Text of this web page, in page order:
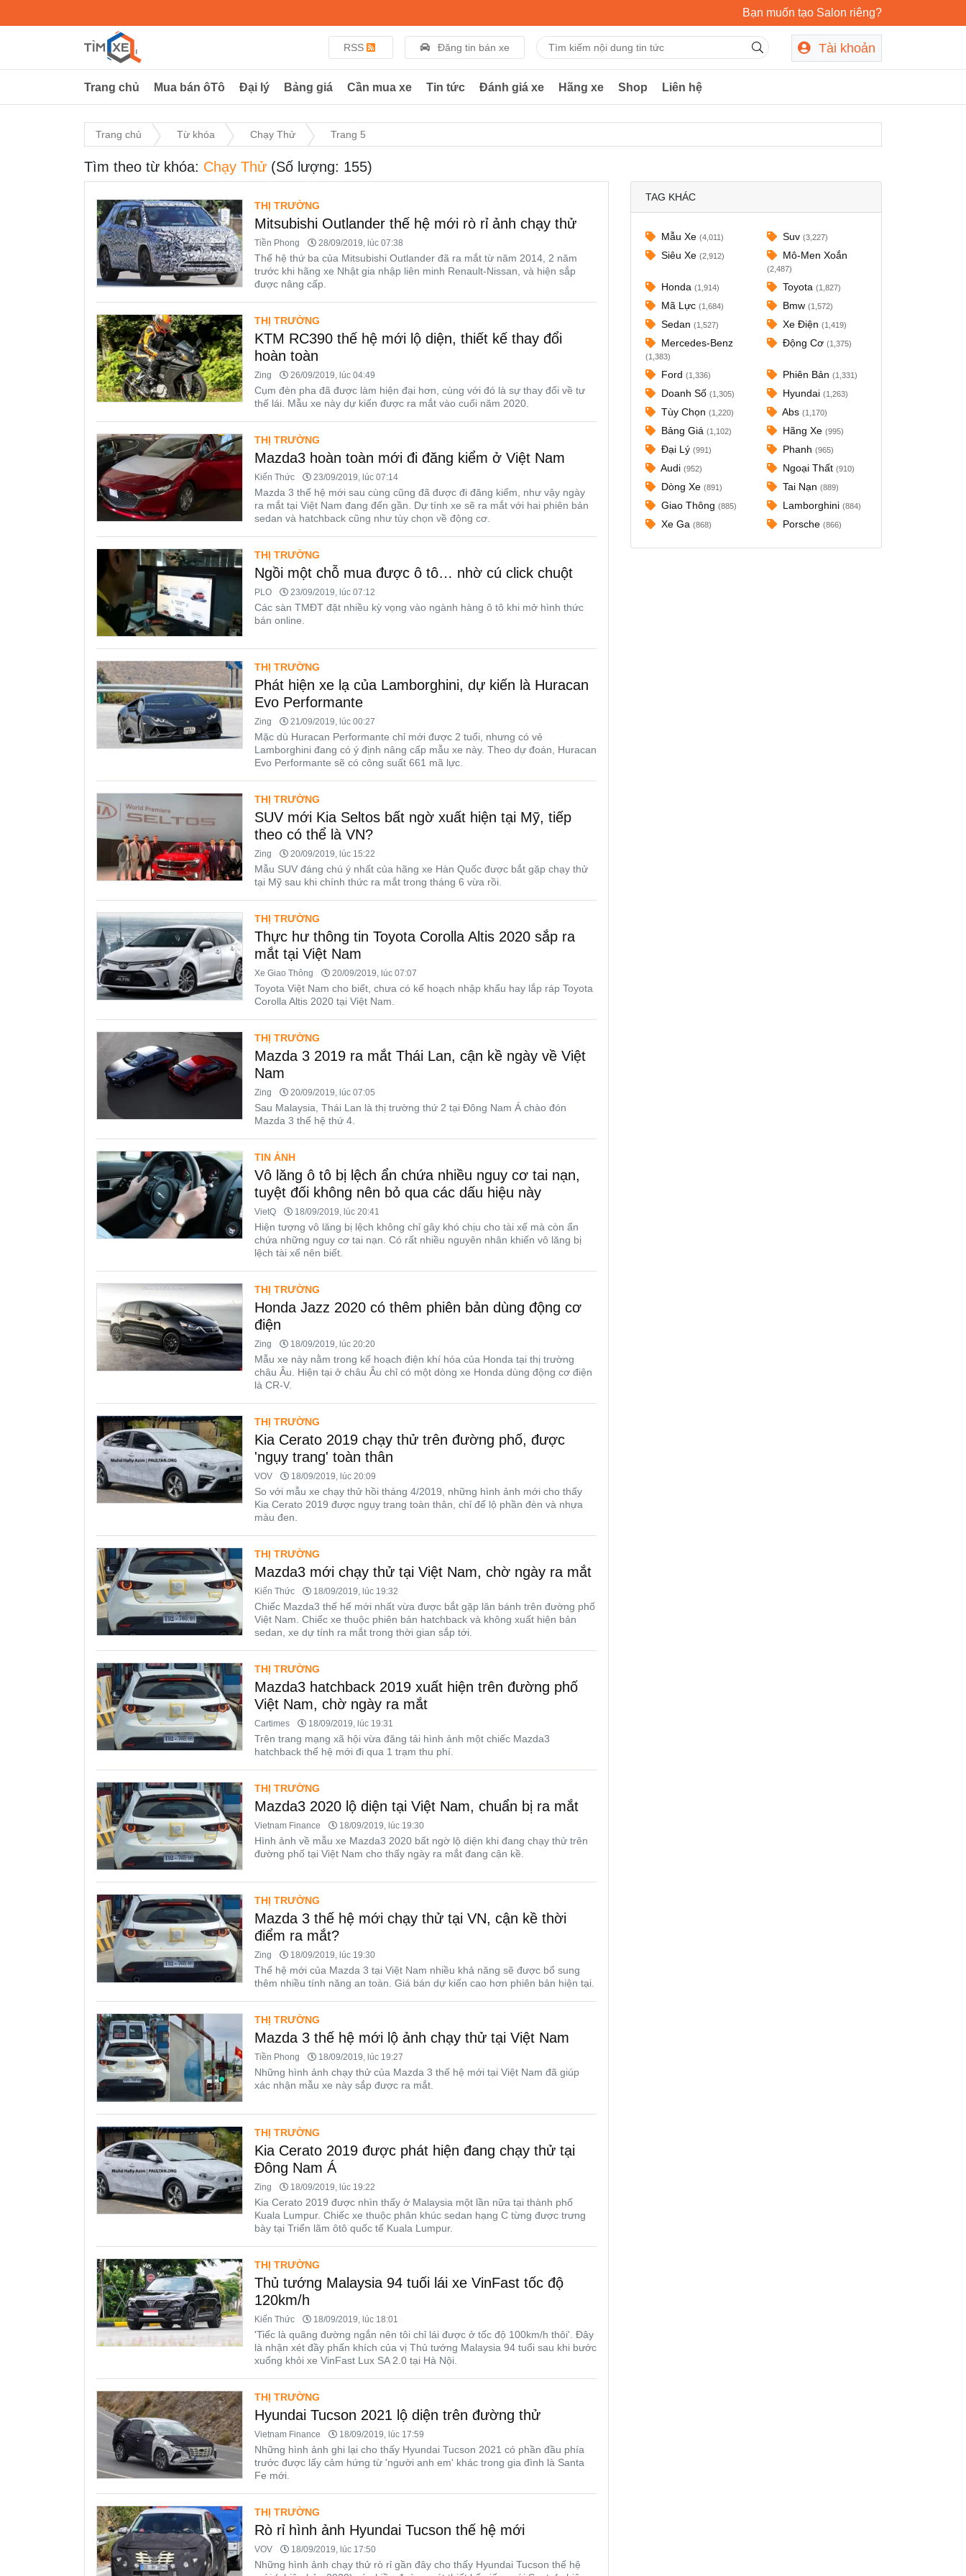
Bạn muốn tạo Salon riêng?
RSS Đăng tin bán xe Tài khoản
Trang chủ Mua bán ôTô Đại lý Bảng giá Cần mua xe Tin tức Đánh giá xe Hãng xe Shop Liên hệ
Trang chủ Từ khóa Chạy Thử Trang 5
Tìm theo từ khóa: Chạy Thử (Số lượng: 155)
THỊ TRƯỜNG
Mitsubishi Outlander thế hệ mới rò rỉ ảnh chạy thử
Tiền Phong 28/09/2019, lúc 07:38
Thế hệ thứ ba của Mitsubishi Outlander đã ra mắt từ năm 2014, 2 năm
trước khi hãng xe Nhật gia nhập liên minh Renault-Nissan, và hiện sắp
được nâng cấp.
THỊ TRƯỜNG
KTM RC390 thế hệ mới lộ diện, thiết kế thay đổi
hoàn toàn
Zing 26/09/2019, lúc 04:49
Cụm đèn pha đã được làm hiện đại hơn, cùng với đó là sự thay đổi về tư
thế lái. Mẫu xe này dự kiến được ra mắt vào cuối năm 2020.
THỊ TRƯỜNG
Mazda3 hoàn toàn mới đi đăng kiểm ở Việt Nam
Kiến Thức 23/09/2019, lúc 07:14
Mazda 3 thế hệ mới sau cùng cũng đã được đi đăng kiểm, như vậy ngày
ra mắt tại Việt Nam đang đến gần. Dự tính xe sẽ ra mắt với hai phiên bản
sedan và hatchback cũng như tùy chọn về động cơ.
THỊ TRƯỜNG
Ngồi một chỗ mua được ô tô… nhờ cú click chuột
PLO 23/09/2019, lúc 07:12
Các sàn TMĐT đặt nhiều kỳ vọng vào ngành hàng ô tô khi mở hình thức
bán online.
THỊ TRƯỜNG
Phát hiện xe lạ của Lamborghini, dự kiến là Huracan
Evo Performante
Zing 21/09/2019, lúc 00:27
Mặc dù Huracan Performante chỉ mới được 2 tuổi, nhưng có vẻ
Lamborghini đang có ý định nâng cấp mẫu xe này. Theo dự đoán, Huracan
Evo Performante sẽ có công suất 661 mã lực.
THỊ TRƯỜNG
SUV mới Kia Seltos bất ngờ xuất hiện tại Mỹ, tiếp
theo có thể là VN?
Zing 20/09/2019, lúc 15:22
Mẫu SUV đáng chú ý nhất của hãng xe Hàn Quốc được bắt gặp chạy thử
tại Mỹ sau khi chính thức ra mắt trong tháng 6 vừa rồi.
THỊ TRƯỜNG
Thực hư thông tin Toyota Corolla Altis 2020 sắp ra
mắt tại Việt Nam
Xe Giao Thông 20/09/2019, lúc 07:07
Toyota Việt Nam cho biết, chưa có kế hoạch nhập khẩu hay lắp ráp Toyota
Corolla Altis 2020 tại Việt Nam.
THỊ TRƯỜNG
Mazda 3 2019 ra mắt Thái Lan, cận kề ngày về Việt
Nam
Zing 20/09/2019, lúc 07:05
Sau Malaysia, Thái Lan là thị trường thứ 2 tại Đông Nam Á chào đón
Mazda 3 thế hệ thứ 4.
TIN ẢNH
Vô lăng ô tô bị lệch ẩn chứa nhiều nguy cơ tai nạn,
tuyệt đối không nên bỏ qua các dấu hiệu này
VietQ 18/09/2019, lúc 20:41
Hiện tượng vô lăng bị lệch không chỉ gây khó chịu cho tài xế mà còn ẩn
chứa những nguy cơ tai nạn. Có rất nhiều nguyên nhân khiến vô lăng bị
lệch tài xế nên biết.
THỊ TRƯỜNG
Honda Jazz 2020 có thêm phiên bản dùng động cơ
điện
Zing 18/09/2019, lúc 20:20
Mẫu xe này nằm trong kế hoạch điện khí hóa của Honda tại thị trường
châu Âu. Hiện tại ở châu Âu chỉ có một dòng xe Honda dùng động cơ điện
là CR-V.
THỊ TRƯỜNG
Kia Cerato 2019 chạy thử trên đường phố, được
'ngụy trang' toàn thân
VOV 18/09/2019, lúc 20:09
So với mẫu xe chạy thử hồi tháng 4/2019, những hình ảnh mới cho thấy
Kia Cerato 2019 được ngụy trang toàn thân, chỉ để lộ phần đèn và nhựa
màu đen.
THỊ TRƯỜNG
Mazda3 mới chạy thử tại Việt Nam, chờ ngày ra mắt
Kiến Thức 18/09/2019, lúc 19:32
Chiếc Mazda3 thế hế mới nhất vừa được bắt gặp lăn bánh trên đường phố
Việt Nam. Chiếc xe thuộc phiên bản hatchback và không xuất hiện bản
sedan, xe dự tính ra mắt trong thời gian sắp tới.
THỊ TRƯỜNG
Mazda3 hatchback 2019 xuất hiện trên đường phố
Việt Nam, chờ ngày ra mắt
Cartimes 18/09/2019, lúc 19:31
Trên trang mạng xã hội vừa đăng tải hình ảnh một chiếc Mazda3
hatchback thế hệ mới đi qua 1 trạm thu phí.
THỊ TRƯỜNG
Mazda3 2020 lộ diện tại Việt Nam, chuẩn bị ra mắt
Vietnam Finance 18/09/2019, lúc 19:30
Hình ảnh về mẫu xe Mazda3 2020 bất ngờ lộ diện khi đang chạy thử trên
đường phố tại Việt Nam cho thấy ngày ra mắt đang cận kề.
THỊ TRƯỜNG
Mazda 3 thế hệ mới chạy thử tại VN, cận kề thời
điểm ra mắt?
Zing 18/09/2019, lúc 19:30
Thế hệ mới của Mazda 3 tại Việt Nam nhiều khả năng sẽ được bổ sung
thêm nhiều tính năng an toàn. Giá bán dự kiến cao hơn phiên bản hiện tại.
THỊ TRƯỜNG
Mazda 3 thế hệ mới lộ ảnh chạy thử tại Việt Nam
Tiền Phong 18/09/2019, lúc 19:27
Những hình ảnh chạy thử của Mazda 3 thế hệ mới tại Việt Nam đã giúp
xác nhận mẫu xe này sắp được ra mắt.
THỊ TRƯỜNG
Kia Cerato 2019 được phát hiện đang chạy thử tại
Đông Nam Á
Zing 18/09/2019, lúc 19:22
Kia Cerato 2019 được nhìn thấy ở Malaysia một lần nữa tại thành phố
Kuala Lumpur. Chiếc xe thuộc phân khúc sedan hạng C từng được trưng
bày tại Triển lãm ôtô quốc tế Kuala Lumpur.
THỊ TRƯỜNG
Thủ tướng Malaysia 94 tuối lái xe VinFast tốc độ
120km/h
Kiến Thức 18/09/2019, lúc 18:01
'Tiếc là quãng đường ngắn nên tôi chỉ lái được ở tốc độ 100km/h thôi'. Đây
là nhận xét đầy phấn khích của vị Thủ tướng Malaysia 94 tuổi sau khi bước
xuống khỏi xe VinFast Lux SA 2.0 tại Hà Nội.
THỊ TRƯỜNG
Hyundai Tucson 2021 lộ diện trên đường thử
Vietnam Finance 18/09/2019, lúc 17:59
Những hình ảnh ghi lại cho thấy Hyundai Tucson 2021 có phần đầu phía
trước được lấy cảm hứng từ 'người anh em' khác trong gia đình là Santa
Fe mới.
THỊ TRƯỜNG
Rò rỉ hình ảnh Hyundai Tucson thế hệ mới
VOV 18/09/2019, lúc 17:50
Những hình ảnh chạy thử rò rỉ gần đây cho thấy Hyundai Tucson thế hệ
TAG KHÁC
Mẫu Xe (4,011) Suv (3,227)
Siêu Xe (2,912) Mô-Men Xoắn
(2,487)
Honda (1,914) Toyota (1,827)
Mã Lực (1,684) Bmw (1,572)
Sedan (1,527) Xe Điện (1,419)
Mercedes-Benz
(1,383)
Động Cơ (1,375)
Ford (1,336) Phiên Bản (1,331)
Doanh Số (1,305) Hyundai (1,263)
Tùy Chọn (1,220) Abs (1,170)
Bảng Giá (1,102) Hãng Xe (995)
Đại Lý (991) Phanh (965)
Audi (952) Ngoại Thất (910)
Dòng Xe (891) Tai Nạn (889)
Giao Thông (885) Lamborghini (884)
Xe Ga (868) Porsche (866)